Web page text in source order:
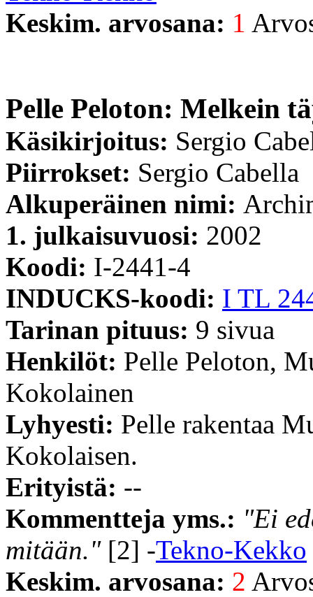
Keskim. arvosana: 1
Pelle Peloton: Melkein
Käsikirjoitus: Sergio
Piirrokset: Sergio Cabella
Alkuperäinen nimi:
1. julkaisuvuosi: 2002
Koodi: I-2441-4
INDUCKS-koodi: I TL
Tarinan pituus: 9 sivua
Henkilöt: Pelle Peloton,
Kokolainen
Lyhyesti: Pelle rakentaa
Kokolaisen.
Erityistä: --
Kommentteja yms.: "Ei
mitään."[2] -Tekno-Kekko
Keskim. arvosana: 2